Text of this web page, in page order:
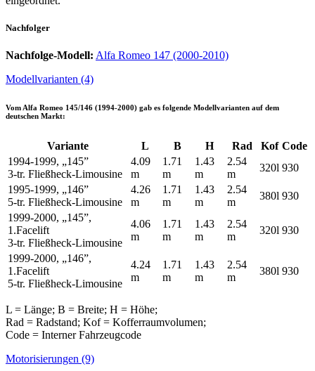
Nachfolger
Nachfolge-Modell: Alfa Romeo 147 (2000-2010)
Modellvarianten (4)
Vom Alfa Romeo 145/146 (1994-2000) gab es folgende Modellvarianten auf dem
deutschen Markt:
Variante L B H Rad Kof Code
1994-1999, „145”
3-tr. Fließheck-Limousine
4.09
m
1.71
m
1.43
m
2.54
m
320l 930
1995-1999, „146”
5-tr. Fließheck-Limousine
4.26
m
1.71
m
1.43
m
2.54
m
380l 930
1999-2000, „145”,
1.Facelift
3-tr. Fließheck-Limousine
4.06
m
1.71
m
1.43
m
2.54
m
320l 930
1999-2000, „146”,
1.Facelift
5-tr. Fließheck-Limousine
4.24
m
1.71
m
1.43
m
2.54
m
380l 930
L = Länge; B = Breite; H = Höhe;
Rad = Radstand; Kof = Kofferraumvolumen;
Code = Interner Fahrzeugcode
Motorisierungen (9)